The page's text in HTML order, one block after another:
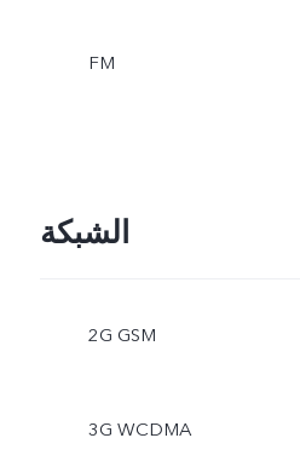
FM
الشبكة
2G GSM
3G WCDMA